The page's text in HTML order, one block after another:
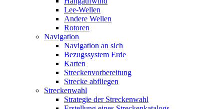
Lee-Wellen
Andere Wellen
Rotoren
Navigation
Navigation an sich
Bezugssystem Erde
Karten
Streckenvorbereitung
Strecke abfliegen
Streckenwahl
Strategie der Streckenwahl